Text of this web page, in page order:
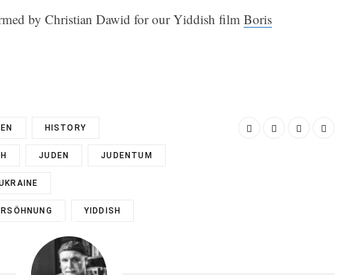
by Christian Dawid for our Yiddish film Boris
HISTORY
JUDEN JUDENTUM
YIDDISH